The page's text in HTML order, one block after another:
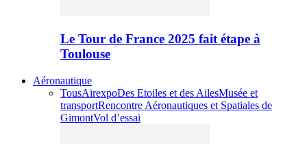
Le Tour de France 2025 fait étape à
Toulouse
Aéronautique
TousAirexpoDes Etoiles et des AilesMusée et
transportRencontre Aéronautiques et Spatiales de
GimontVol d’essai